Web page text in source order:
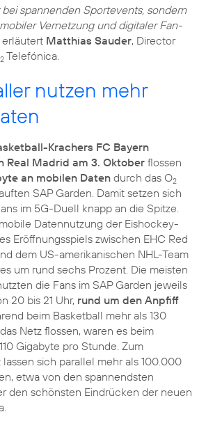
spannenden Sportevents, sondern
Vernetzung und digitaler Fan-
erläutert Matthias Sauder, Director
2 Telefónica.
nutzen mehr
Krachers FC Bayern
Real Madrid am 3. Oktober flossen
an mobilen Daten durch das O2
SAP Garden. Damit setzen sich
im 5G-Duell knapp an die Spitze.
Datennutzung der Eishockey-
Eröffnungsspiels zwischen EHC Red
dem US-amerikanischen NHL-Team
um rund sechs Prozent. Die meisten
die Fans im SAP Garden jeweils
20 bis 21 Uhr, rund um den Anpfiff
beim Basketball mehr als 130
Netz flossen, waren es beim
Gigabyte pro Stunde. Zum
lassen sich parallel mehr als 100.000
etwa von den spannendsten
den schönsten Eindrücken der neuen